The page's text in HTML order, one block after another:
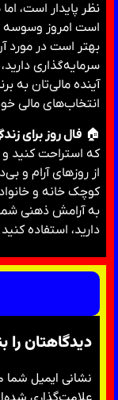
نظر پایدار است،
است امروز وسوسه
بهتر است در مورد
سرمایه‌گذاری
آینده مالی‌تان به
انتخاب‌های مالی
🏠 فال روز برای
که استراحت کنید
از روزهای آرام و
کوچک خانه و
به آرامش ذهنی
دارید، استفاده
دیدگاهتان را
نشانی ایمیل